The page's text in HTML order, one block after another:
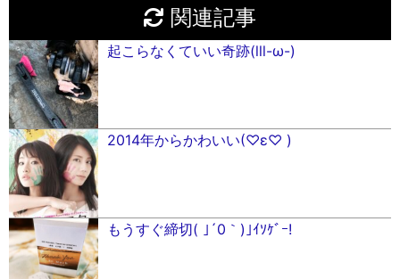
関連記事
起こらなくていい奇跡(lll-ω-)
2014年からかわいい(♡ε♡ )
もうすぐ締切( ｣´0｀)｣ｲｿｹﾞｰ!